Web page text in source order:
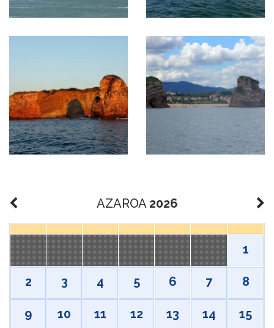
AZAROA 2026
1
2 3 4 5 6 7 8
9 10 11 12 13 14 15